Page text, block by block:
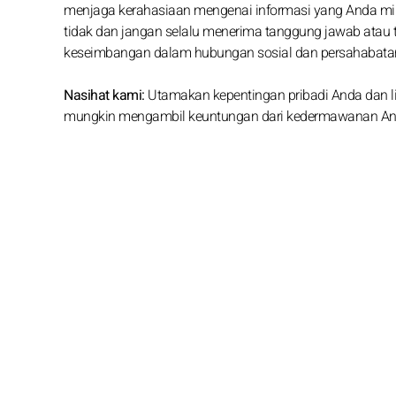
menjaga kerahasiaan mengenai informasi yang Anda
tidak dan jangan selalu menerima tanggung jawab
keseimbangan dalam hubungan sosial dan
Nasihat kami: Utamakan kepentingan pribadi Anda
mungkin mengambil keuntungan dari kedermawanan